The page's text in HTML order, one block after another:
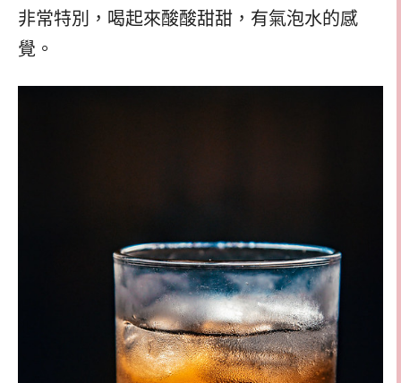
非常特別，喝起來酸酸甜甜，有氣泡水的感
覺。